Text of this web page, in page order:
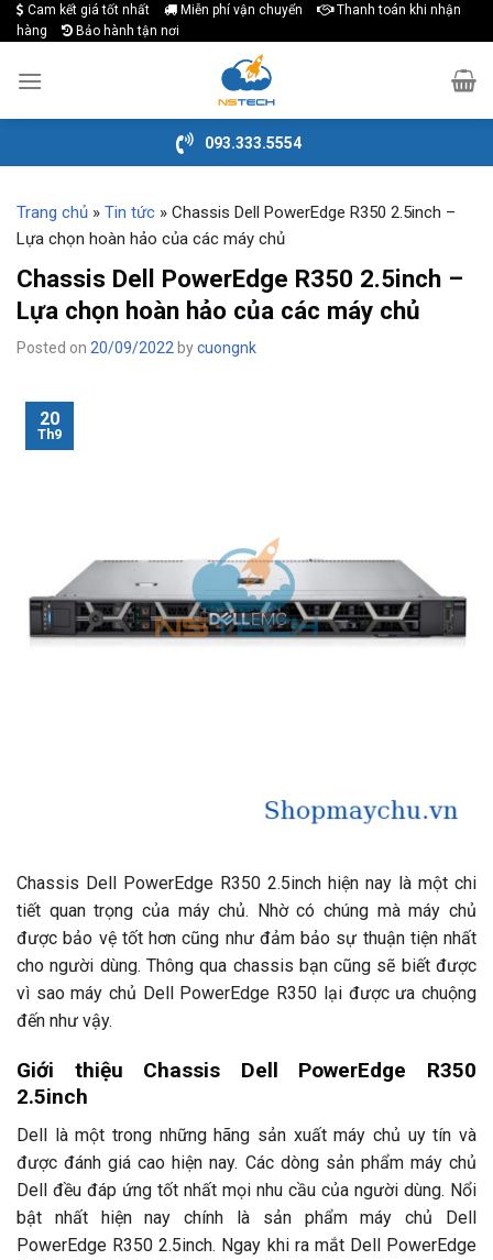
Skip
to
content
Cam kết giá tốt nhất Miễn phí vận chuyển
Thanh toán khi nhận
hàng
Bảo hành tận nơi
093.333.5554
Trang chủ » Tin tức » Chassis Dell PowerEdge R350 2.5inch –
Lựa chọn hoàn hảo của các máy chủ
Chassis Dell PowerEdge R350 2.5inch –
Lựa chọn hoàn hảo của các máy chủ
Posted on 20/09/2022 bycuongnk
20
Th9
Chassis Dell PowerEdge R350 2.5inch hiện nay là một chi
tiết quan trọng của máy chủ. Nhờ có chúng mà máy chủ
được bảo vệ tốt hơn cũng như đảm bảo sự thuận tiện nhất
cho người dùng. Thông qua chassis bạn cũng sẽ biết được
vì sao máy chủ Dell PowerEdge R350 lại được ưa chuộng
đến như vậy.
Giới thiệu Chassis Dell PowerEdge R350
2.5inch
Dell là một trong những hãng sản xuất máy chủ uy tín và
được đánh giá cao hiện nay. Các dòng sản phẩm máy chủ
Dell đều đáp ứng tốt nhất mọi nhu cầu của người dùng. Nổi
bật nhất hiện nay chính là sản phẩm máy chủ Dell
PowerEdge R350 2.5inch. Ngay khi ra mắt Dell PowerEdge